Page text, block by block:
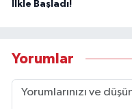
İlkle Başladı!
Yorumlar